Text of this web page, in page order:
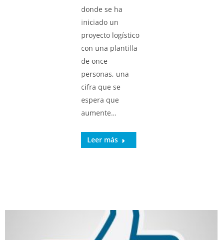
donde se ha
iniciado un
proyecto logístico
con una plantilla
de once
personas, una
cifra que se
espera que
aumente…
Leer más